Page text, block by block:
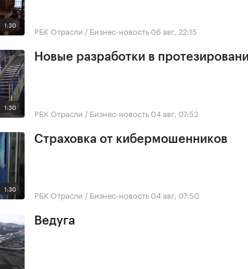
1:30 РБК Отрасли / Бизнес-новость 06 авг, 22:15
1:30
Новые разработки в
РБК Отрасли / Бизнес-новость 04 авг, 07:52
1:30
Страховка от кибермошенников
РБК Отрасли / Бизнес-новость 04 авг, 07:50
Ведуга